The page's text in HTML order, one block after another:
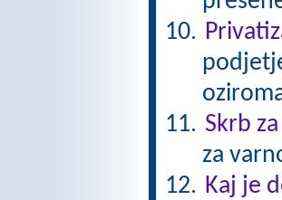
Skrb
za
Kaj je